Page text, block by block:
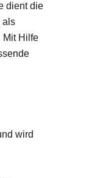
dient die
als
Mit Hilfe
wird